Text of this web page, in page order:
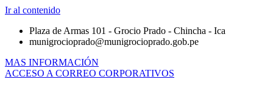
Ir al contenido
Plaza de Armas 101 - Grocio Prado - Chincha - Ica
munigrocioprado@munigrocioprado.gob.pe
MAS INFORMACIÓN
ACCESO A CORREO CORPORATIVOS